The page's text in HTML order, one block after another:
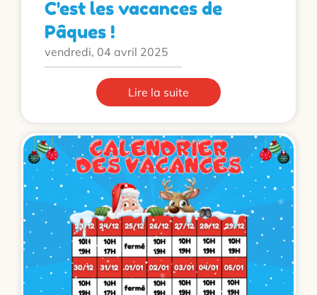
C'est les vacances de
Pâques !
vendredi, 04 avril 2025
Lire la suite